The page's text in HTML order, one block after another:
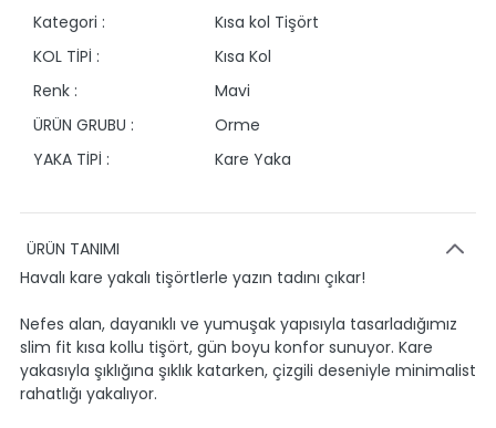
Kategori :
Kısa kol Tişört
KOL TİPİ :
Kısa Kol
Renk :
Mavi
ÜRÜN GRUBU :
Orme
YAKA TİPİ :
Kare Yaka
ÜRÜN TANIMI
Havalı kare yakalı tişörtlerle yazın tadını çıkar!
Nefes alan, dayanıklı ve yumuşak yapısıyla tasarladığımız
slim fit kısa kollu tişört, gün boyu konfor sunuyor. Kare
yakasıyla şıklığına şıklık katarken, çizgili deseniyle minimalist
rahatlığı yakalıyor.